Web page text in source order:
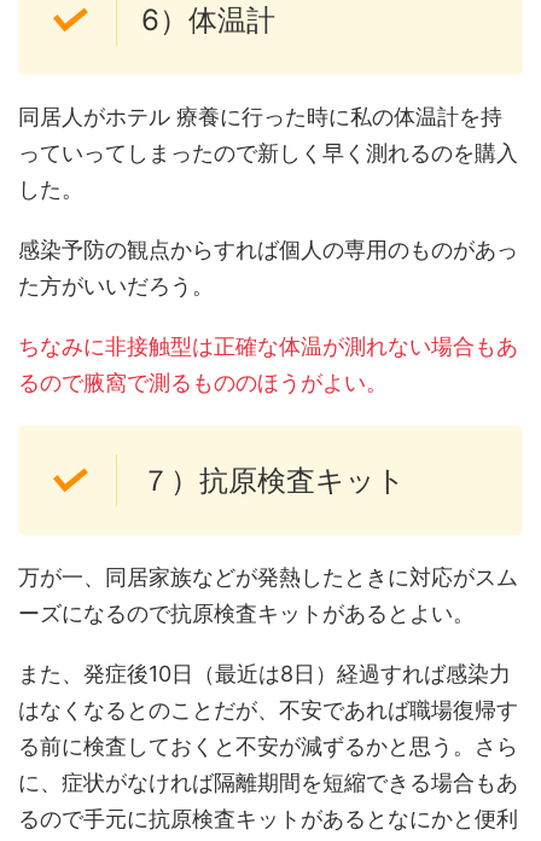
6）体温計
同居人がホテル 療養に行った時に私の体温計を持
っていってしまったので新しく早く測れるのを購入
した。
感染予防の観点からすれば個人の専用のものがあっ
た方がいいだろう。
ちなみに非接触型は正確な体温が測れない場合もあ
るので腋窩で測るもののほうがよい。
７）抗原検査キット
万が一、同居家族などが発熱したときに対応がスム
ーズになるので抗原検査キットがあるとよい。
また、発症後10日（最近は8日）経過すれば感染力
はなくなるとのことだが、不安であれば職場復帰す
る前に検査しておくと不安が減ずるかと思う。さら
に、症状がなければ隔離期間を短縮できる場合もあ
るので手元に抗原検査キットがあるとなにかと便利